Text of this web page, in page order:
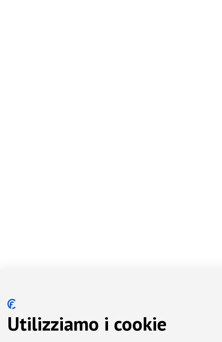
Utilizziamo i cookie